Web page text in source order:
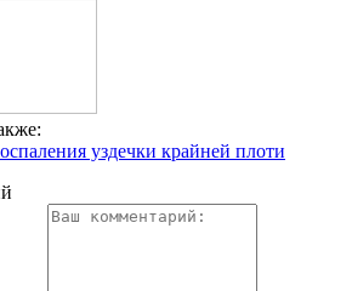
уздечки крайней плоти